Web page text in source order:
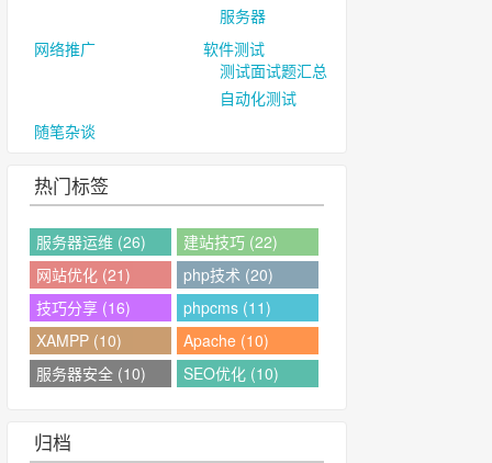
服务器
网络推广
软件测试
测试面试题汇总
自动化测试
随笔杂谈
热门标签
服务器运维 (26)
建站技巧 (22)
网站优化 (21)
php技术 (20)
技巧分享 (16)
phpcms (11)
XAMPP (10)
Apache (10)
服务器安全 (10)
SEO优化 (10)
归档